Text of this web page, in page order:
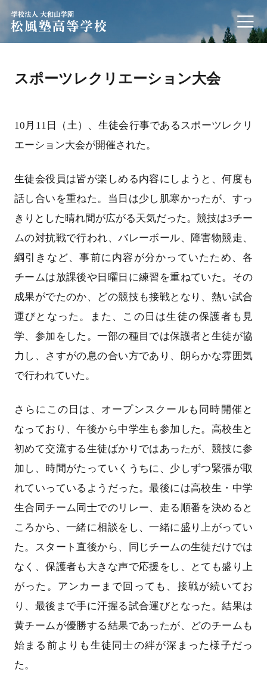
スポーツレクリエーション大会
10月11日（土）、生徒会行事であるスポーツレクリ
エーション大会が開催された。
生徒会役員は皆が楽しめる内容にしようと、何度も
話し合いを重ねた。当日は少し肌寒かったが、すっ
きりとした晴れ間が広がる天気だった。競技は3チー
ムの対抗戦で行われ、バレーボール、障害物競走、
綱引きなど、事前に内容が分かっていたため、各
チームは放課後や日曜日に練習を重ねていた。その
成果がでたのか、どの競技も接戦となり、熱い試合
運びとなった。また、この日は生徒の保護者も見
学、参加をした。一部の種目では保護者と生徒が協
力し、さすがの息の合い方であり、朗らかな雰囲気
で行われていた。
さらにこの日は、オープンスクールも同時開催と
なっており、午後から中学生も参加した。高校生と
初めて交流する生徒ばかりではあったが、競技に参
加し、時間がたっていくうちに、少しずつ緊張が取
れていっているようだった。最後には高校生・中学
生合同チーム同士でのリレー、走る順番を決めると
ころから、一緒に相談をし、一緒に盛り上がってい
た。スタート直後から、同じチームの生徒だけでは
なく、保護者も大きな声で応援をし、とても盛り上
がった。アンカーまで回っても、接戦が続いてお
り、最後まで手に汗握る試合運びとなった。結果は
黄チームが優勝する結果であったが、どのチームも
始まる前よりも生徒同士の絆が深まった様子だっ
た。